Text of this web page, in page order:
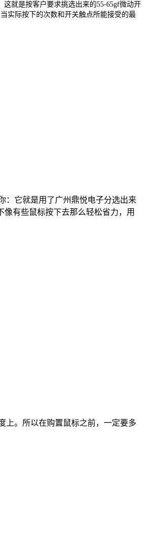
这就是按客户要求挑选出来的55-65gf微动开
实际按下的次数和开关触点所能接受的最
：它就是用了广州鼎悦电子分选出来
有些鼠标按下去那么轻松省力，用
上。所以在购置鼠标之前，一定要多